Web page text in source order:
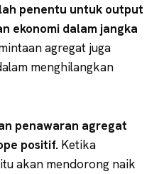
penentu untuk output
ekonomi dalam jangka
agregat juga
menghilangkan
penawaran agregat
positif. Ketika
akan mendorong naik